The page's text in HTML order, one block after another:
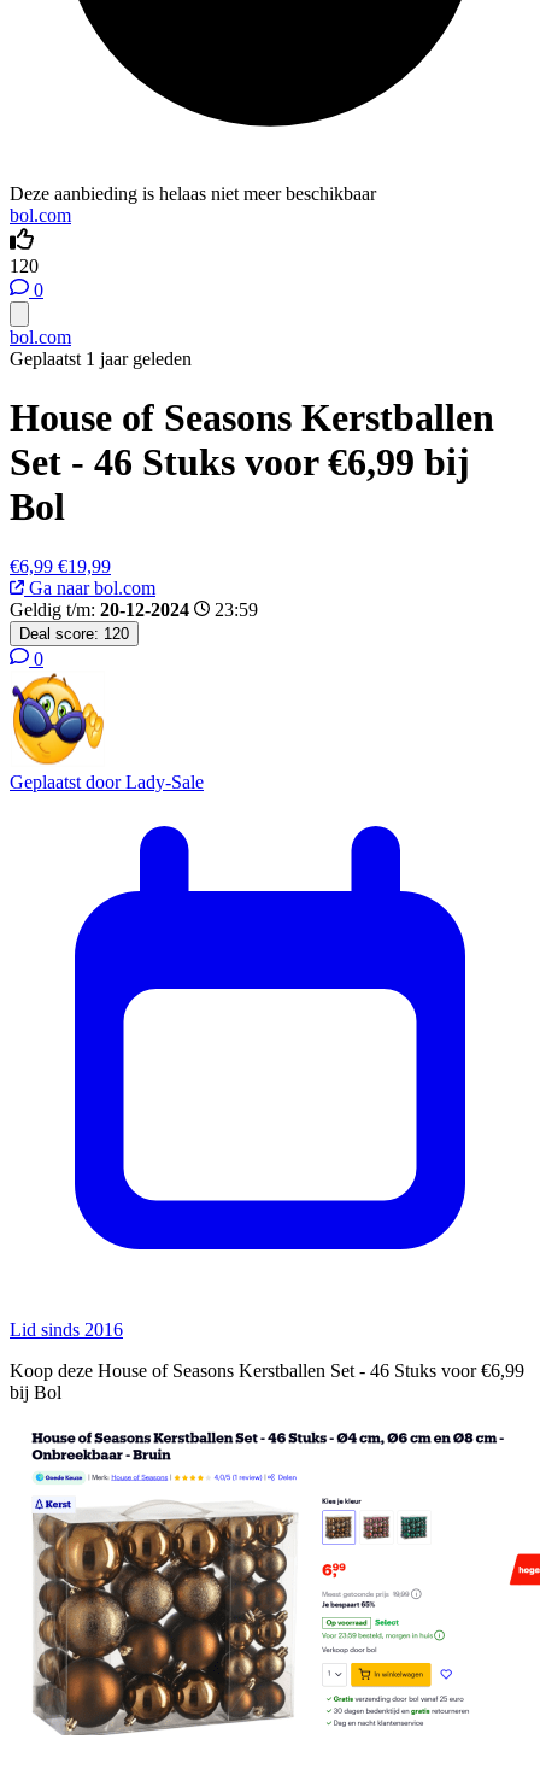
Deze aanbieding is helaas niet meer beschikbaar
bol.com
120
0
bol.com
Geplaatst 1 jaar geleden
House of Seasons Kerstballen
Set - 46 Stuks voor €6,99 bij
Bol
€6,99 €19,99
Ga naar bol.com
Geldig t/m: 20-12-2024 23:59
Deal score: 120
0
Geplaatst doorLady-Sale
Lid sinds 2016
Koop deze House of Seasons Kerstballen Set - 46 Stuks voor €6,99
bij Bol